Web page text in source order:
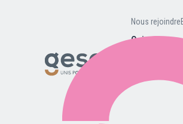
Nous rejoindre
Qui
Nos